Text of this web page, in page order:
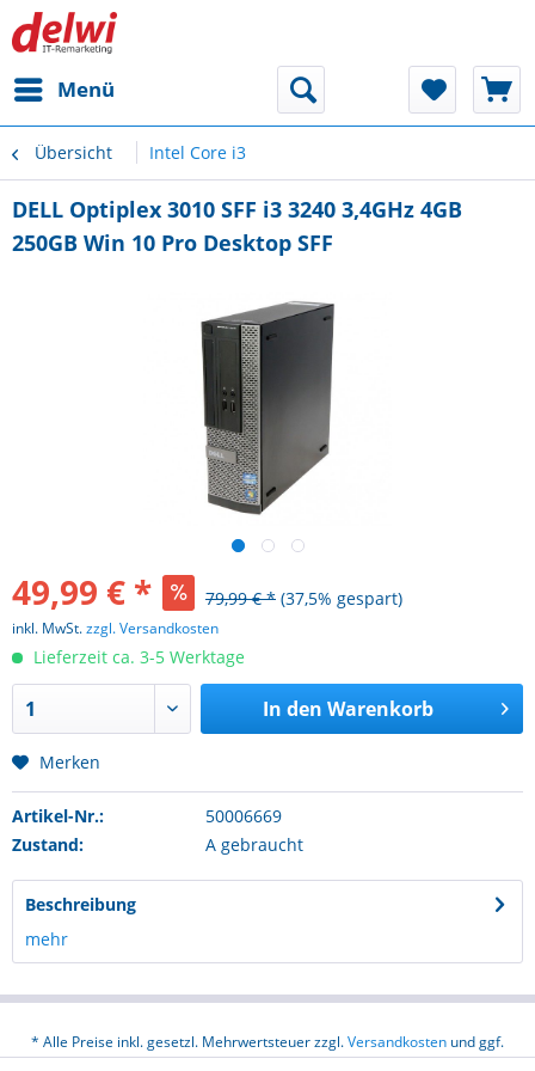
Menü
Übersicht Intel Core i3
DELL Optiplex 3010 SFF i3 3240 3,4GHz 4GB
250GB Win 10 Pro Desktop SFF
49,99 € * 79,99 € * (37,5% gespart)
inkl. MwSt.zzgl. Versandkosten
Lieferzeit ca. 3-5 Werktage
In den Warenkorb
Merken
Artikel-Nr.:
50006669
Zustand:
A gebraucht
Beschreibung
mehr
* Alle Preise inkl. gesetzl. Mehrwertsteuer zzgl.Versandkosten und ggf.